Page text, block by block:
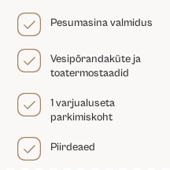
Pesumasina valmidus
Vesipõrandaküte ja
toatermostaadid
1 varjualuseta
parkimiskoht
Piirdeaed